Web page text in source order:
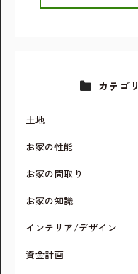
カテゴリ
土地
お家の性能
お家の間取り
お家の知識
インテリア/デザイン
資金計画